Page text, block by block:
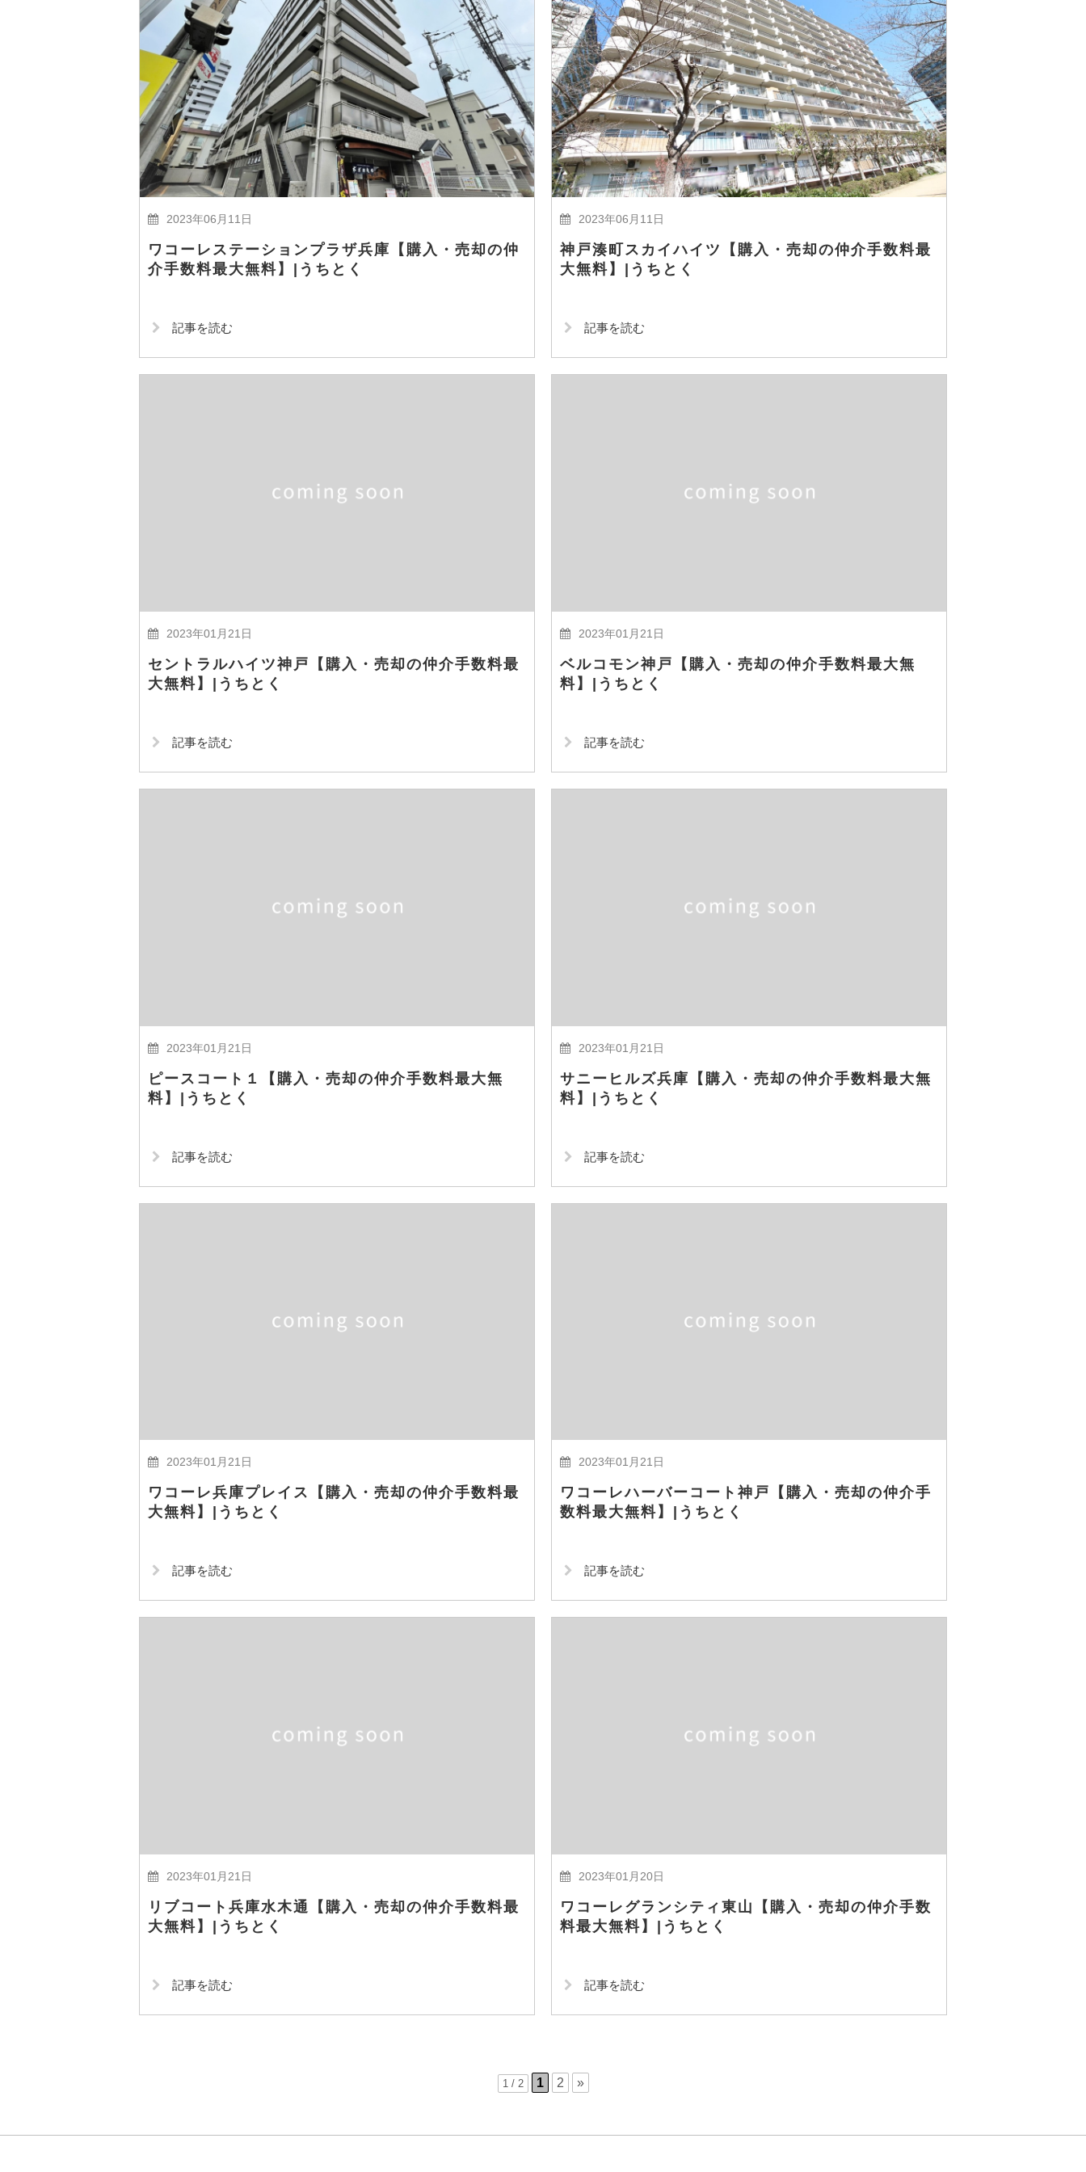
2023年06月11日
ワコーレステーションプラザ兵庫【購入・売却の仲
介手数料最大無料】|うちとく
記事を読む
2023年06月11日
神戸湊町スカイハイツ【購入・売却の仲介手数料最
大無料】|うちとく
記事を読む
2023年01月21日
セントラルハイツ神戸【購入・売却の仲介手数料最
大無料】|うちとく
記事を読む
2023年01月21日
ベルコモン神戸【購入・売却の仲介手数料最大無
料】|うちとく
記事を読む
2023年01月21日
ピースコート１【購入・売却の仲介手数料最大無
料】|うちとく
記事を読む
2023年01月21日
サニーヒルズ兵庫【購入・売却の仲介手数料最大無
料】|うちとく
記事を読む
2023年01月21日
ワコーレ兵庫プレイス【購入・売却の仲介手数料最
大無料】|うちとく
記事を読む
2023年01月21日
ワコーレハーバーコート神戸【購入・売却の仲介手
数料最大無料】|うちとく
記事を読む
2023年01月21日
リブコート兵庫水木通【購入・売却の仲介手数料最
大無料】|うちとく
記事を読む
2023年01月20日
ワコーレグランシティ東山【購入・売却の仲介手数
料最大無料】|うちとく
記事を読む
1 / 2 1 2 »